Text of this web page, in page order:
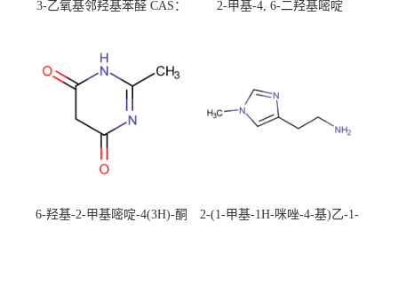
3-乙氧基邻羟基苯醛 CAS：
校可先用后付
2-甲基-4, 6-二羟基嘧啶
6-羟基-2-甲基嘧啶-4(3H)-酮
2-(1-甲基-1H-咪唑-4-基)乙-1-